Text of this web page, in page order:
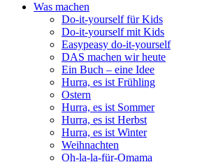
Was machen
Do-it-yourself für Kids
Do-it-yourself mit Kids
Easypeasy do-it-yourself
DAS machen wir heute
Ein Buch – eine Idee
Hurra, es ist Frühling
Ostern
Hurra, es ist Sommer
Hurra, es ist Herbst
Hurra, es ist Winter
Weihnachten
Oh-la-la-für-Omama